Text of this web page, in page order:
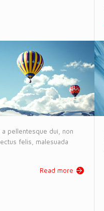
a pellentesque dui, non
felis, malesuada
Read more